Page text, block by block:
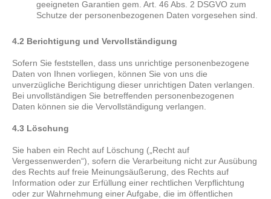
geeigneten Garantien gem. Art. 46 Abs. 2 DSGVO zum
Schutze der personenbezogenen Daten vorgesehen sind.
4.2 Berichtigung und Vervollständigung
Sofern Sie feststellen, dass uns unrichtige personenbezogene
Daten von Ihnen vorliegen, können Sie von uns die
unverzügliche Berichtigung dieser unrichtigen Daten verlangen.
Bei unvollständigen Sie betreffenden personenbezogenen
Daten können sie die Vervollständigung verlangen.
4.3 Löschung
Sie haben ein Recht auf Löschung („Recht auf
Vergessenwerden“), sofern die Verarbeitung nicht zur Ausübung
des Rechts auf freie Meinungsäußerung, des Rechts auf
Information oder zur Erfüllung einer rechtlichen Verpflichtung
oder zur Wahrnehmung einer Aufgabe, die im öffentlichen